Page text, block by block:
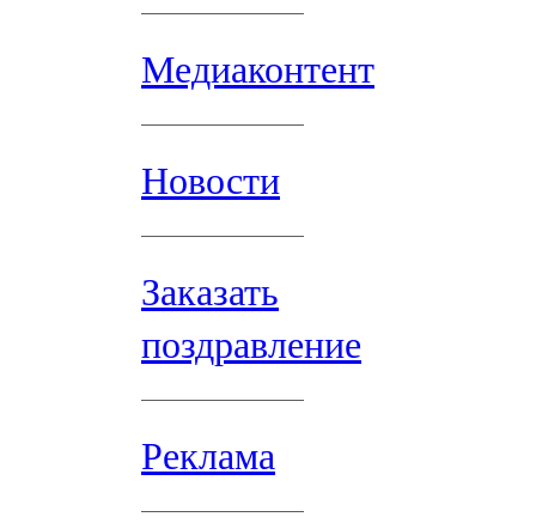
Медиаконтент
Новости
Заказать
поздравление
Реклама